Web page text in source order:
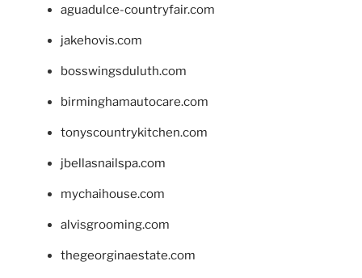
aguadulce-countryfair.com
jakehovis.com
bosswingsduluth.com
birminghamautocare.com
tonyscountrykitchen.com
jbellasnailspa.com
mychaihouse.com
alvisgrooming.com
thegeorginaestate.com